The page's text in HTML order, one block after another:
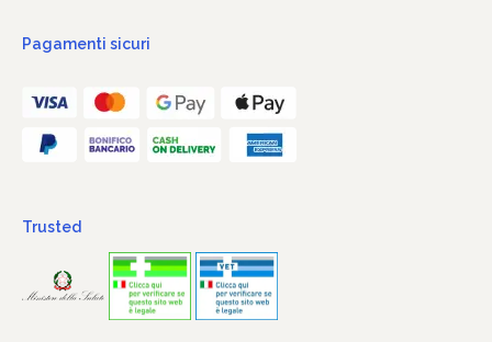
Pagamenti sicuri
Trusted